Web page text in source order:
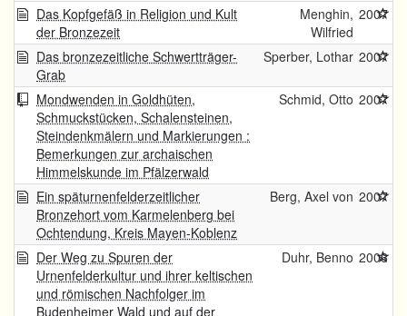
Das Kopfgefäß in Religion und Kult
der Bronzezeit
Menghin,
Wilfried
2007
Das bronzezeitliche Schwertträger-
Grab
Sperber, Lothar 2007
Mondwenden in Goldhüten,
Schmuckstücken, Schalensteinen,
Steindenkmälern und Markierungen :
Bemerkungen zur archaischen
Himmelskunde im Pfälzerwald
Schmid, Otto 2007
Ein späturnenfelderzeitlicher
Bronzehort vom Karmelenberg bei
Ochtendung, Kreis Mayen-Koblenz
Berg, Axel von 2007
Der Weg zu Spuren der
Urnenfelderkultur und ihrer keltischen
und römischen Nachfolger im
Budenheimer Wald und auf der
Duhr, Benno 2006